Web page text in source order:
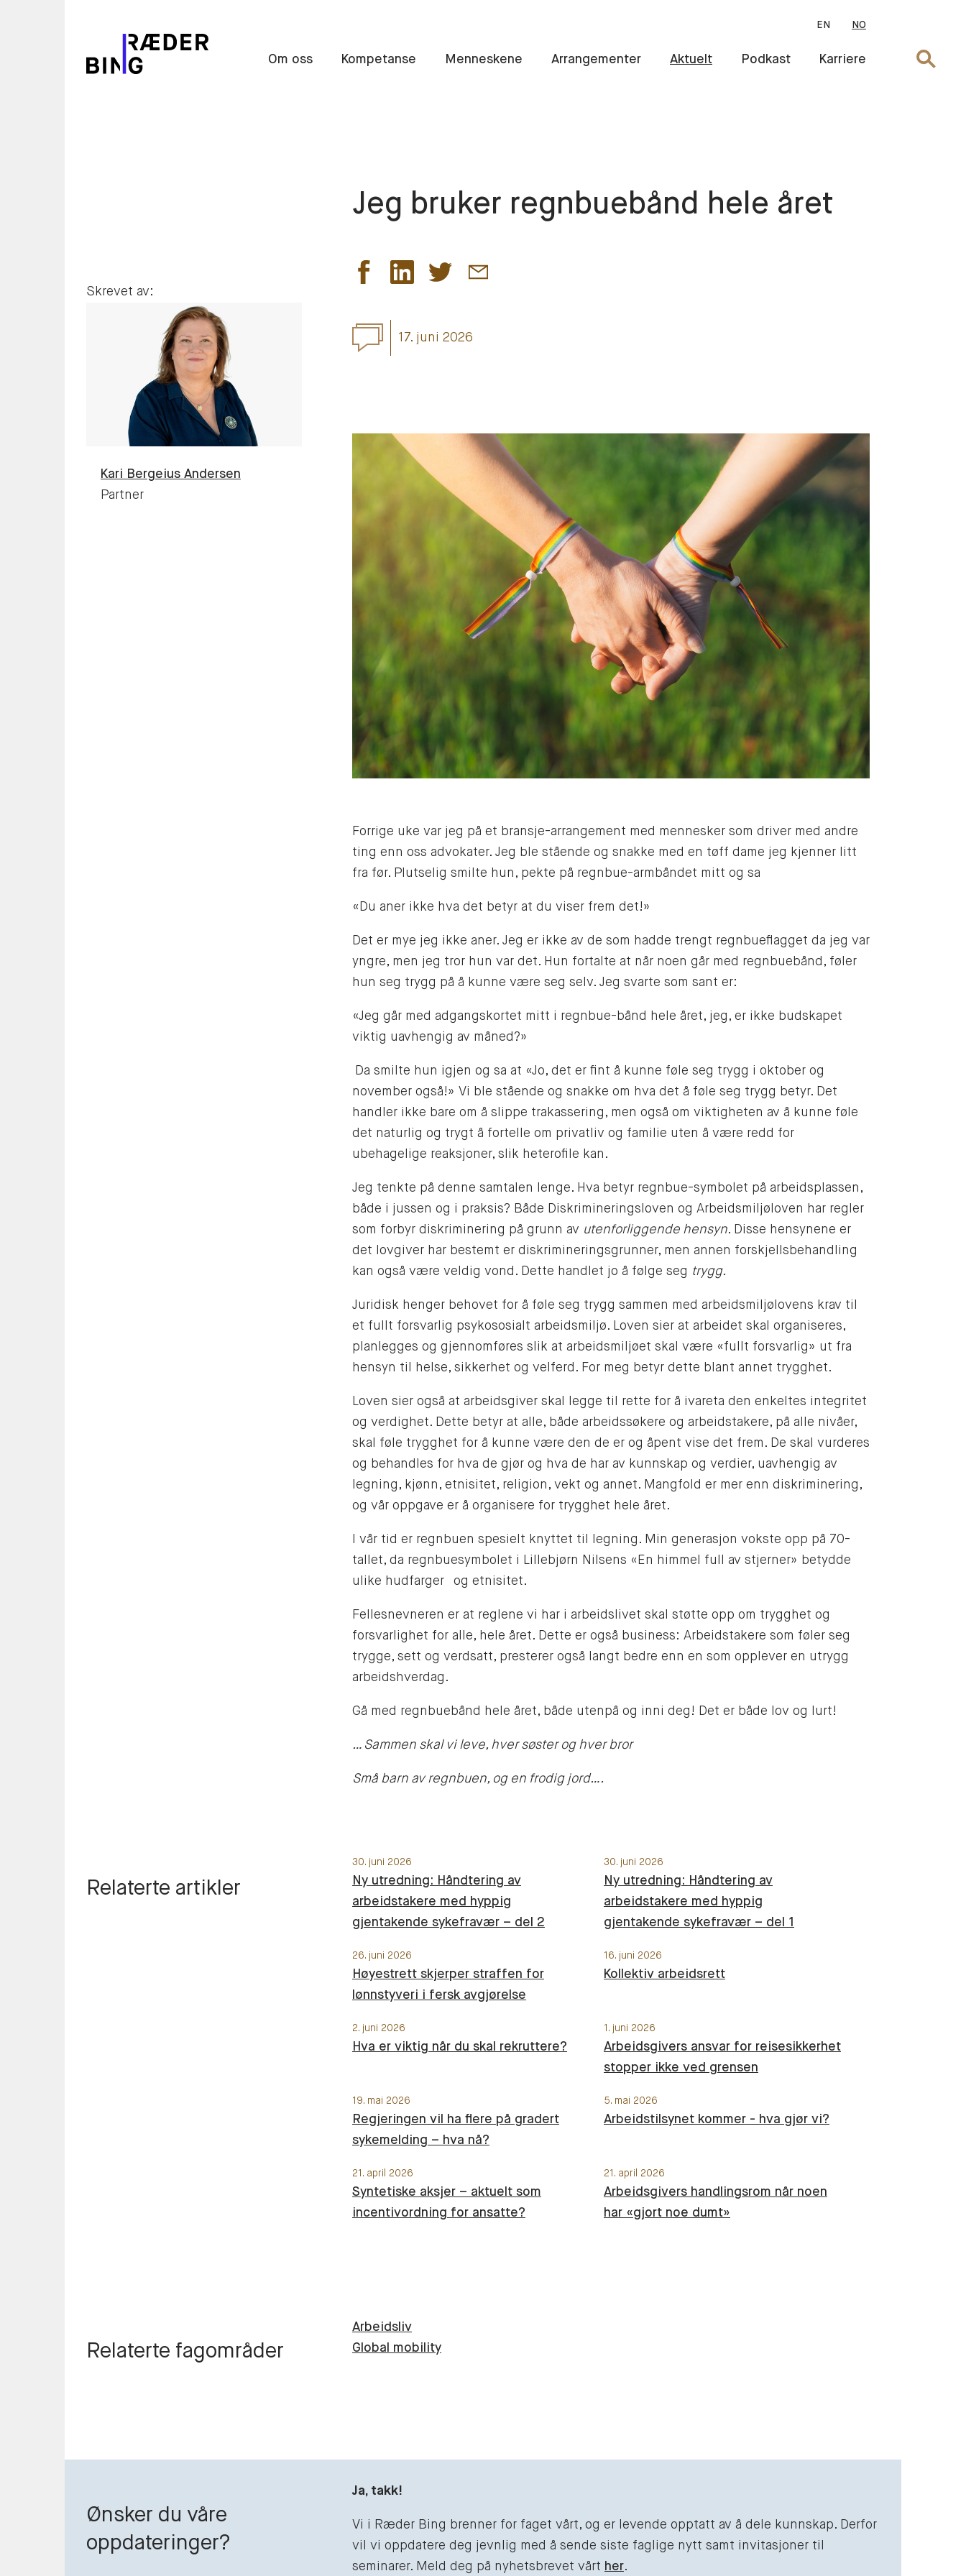
EN NO
Om oss Kompetanse Menneskene Arrangementer Aktuelt Podkast Karriere Søk
Jeg bruker regnbuebånd hele året
17. juni 2026
Forrige uke var jeg på et bransje-arrangement med mennesker som driver med andre
ting enn oss advokater. Jeg ble stående og snakke med en tøff dame jeg kjenner litt
fra før. Plutselig smilte hun, pekte på regnbue-armbåndet mitt og sa
«Du aner ikke hva det betyr at du viser frem det!»
Det er mye jeg ikke aner. Jeg er ikke av de som hadde trengt regnbueflagget da jeg var
yngre, men jeg tror hun var det. Hun fortalte at når noen går med regnbuebånd, føler
hun seg trygg på å kunne være seg selv. Jeg svarte som sant er:
«Jeg går med adgangskortet mitt i regnbue-bånd hele året, jeg, er ikke budskapet
viktig uavhengig av måned?»
Da smilte hun igjen og sa at «Jo, det er fint å kunne føle seg trygg i oktober og
november også!» Vi ble stående og snakke om hva det å føle seg trygg betyr. Det
handler ikke bare om å slippe trakassering, men også om viktigheten av å kunne føle
det naturlig og trygt å fortelle om privatliv og familie uten å være redd for
ubehagelige reaksjoner, slik heterofile kan.
Jeg tenkte på denne samtalen lenge. Hva betyr regnbue-symbolet på arbeidsplassen,
både i jussen og i praksis? Både Diskrimineringsloven og Arbeidsmiljøloven har regler
som forbyr diskriminering på grunn av utenforliggende hensyn. Disse hensynene er
det lovgiver har bestemt er diskrimineringsgrunner, men annen forskjellsbehandling
kan også være veldig vond. Dette handlet jo å følge seg trygg.
Juridisk henger behovet for å føle seg trygg sammen med arbeidsmiljølovens krav til
et fullt forsvarlig psykososialt arbeidsmiljø. Loven sier at arbeidet skal organiseres,
planlegges og gjennomføres slik at arbeidsmiljøet skal være «fullt forsvarlig» ut fra
hensyn til helse, sikkerhet og velferd. For meg betyr dette blant annet trygghet.
Loven sier også at arbeidsgiver skal legge til rette for å ivareta den enkeltes integritet
og verdighet. Dette betyr at alle, både arbeidssøkere og arbeidstakere, på alle nivåer,
skal føle trygghet for å kunne være den de er og åpent vise det frem. De skal vurderes
og behandles for hva de gjør og hva de har av kunnskap og verdier, uavhengig av
legning, kjønn, etnisitet, religion, vekt og annet. Mangfold er mer enn diskriminering,
og vår oppgave er å organisere for trygghet hele året.
I vår tid er regnbuen spesielt knyttet til legning. Min generasjon vokste opp på 70-
tallet, da regnbuesymbolet i Lillebjørn Nilsens «En himmel full av stjerner» betydde
ulike hudfarger og etnisitet.
Fellesnevneren er at reglene vi har i arbeidslivet skal støtte opp om trygghet og
forsvarlighet for alle, hele året. Dette er også business: Arbeidstakere som føler seg
trygge, sett og verdsatt, presterer også langt bedre enn en som opplever en utrygg
arbeidshverdag.
Gå med regnbuebånd hele året, både utenpå og inni deg! Det er både lov og lurt!
… Sammen skal vi leve, hver søster og hver bror
Små barn av regnbuen, og en frodig jord….
Skrevet av:
Kari Bergeius Andersen
Partner
Relaterte artikler
30. juni 2026
Ny utredning: Håndtering av
arbeidstakere med hyppig
gjentakende sykefravær – del 2
30. juni 2026
Ny utredning: Håndtering av
arbeidstakere med hyppig
gjentakende sykefravær – del 1
26. juni 2026
Høyestrett skjerper straffen for
lønnstyveri i fersk avgjørelse
16. juni 2026
Kollektiv arbeidsrett
2. juni 2026
Hva er viktig når du skal rekruttere?
1. juni 2026
Arbeidsgivers ansvar for reisesikkerhet
stopper ikke ved grensen
19. mai 2026
Regjeringen vil ha flere på gradert
sykemelding – hva nå?
5. mai 2026
Arbeidstilsynet kommer - hva gjør vi?
21. april 2026
Syntetiske aksjer – aktuelt som
incentivordning for ansatte?
21. april 2026
Arbeidsgivers handlingsrom når noen
har «gjort noe dumt»
Relaterte fagområder
Arbeidsliv
Global mobility
Ønsker du våre
oppdateringer?
Ja, takk!
Vi i Ræder Bing brenner for faget vårt, og er levende opptatt av å dele kunnskap. Derfor
vil vi oppdatere deg jevnlig med å sende siste faglige nytt samt invitasjoner til
seminarer. Meld deg på nyhetsbrevet vårt her.